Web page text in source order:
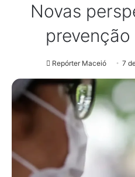
Novas
Repórter Maceió 7